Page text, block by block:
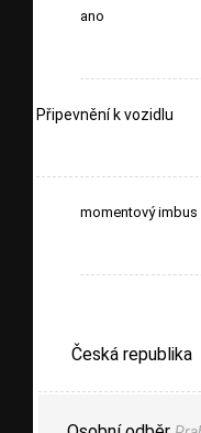
ano
Připevnění k vozidlu
momentový imbus
Česká republika